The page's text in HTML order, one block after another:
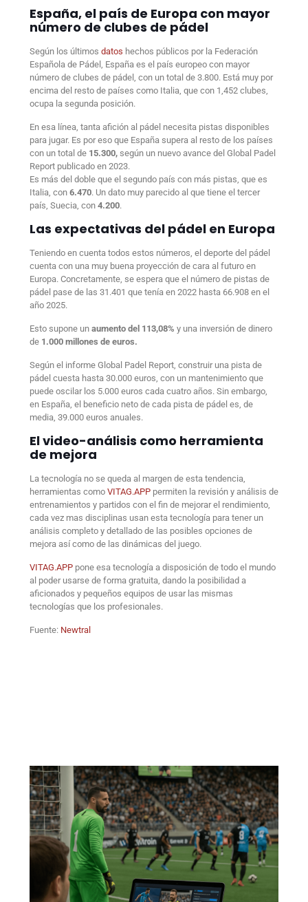
España, el país de Europa con mayor
número de clubes de pádel
Según los últimos datos hechos públicos por la Federación
Española de Pádel, España es el país europeo con mayor
número de clubes de pádel, con un total de 3.800. Está muy por
encima del resto de países como Italia, que con 1,452 clubes,
ocupa la segunda posición.
En esa línea, tanta afición al pádel necesita pistas disponibles
para jugar. Es por eso que España supera al resto de los países
con un total de 15.300, según un nuevo avance del Global Padel
Report publicado en 2023.
Es más del doble que el segundo país con más pistas, que es
Italia, con 6.470. Un dato muy parecido al que tiene el tercer
país, Suecia, con 4.200.
Las expectativas del pádel en Europa
Teniendo en cuenta todos estos números, el deporte del pádel
cuenta con una muy buena proyección de cara al futuro en
Europa. Concretamente, se espera que el número de pistas de
pádel pase de las 31.401 que tenía en 2022 hasta 66.908 en el
año 2025.
Esto supone un aumento del 113,08% y una inversión de dinero
de 1.000 millones de euros.
Según el informe Global Padel Report, construir una pista de
pádel cuesta hasta 30.000 euros, con un mantenimiento que
puede oscilar los 5.000 euros cada cuatro años. Sin embargo,
en España, el beneficio neto de cada pista de pádel es, de
media, 39.000 euros anuales.
El video-análisis como herramienta
de mejora
La tecnología no se queda al margen de esta tendencia,
herramientas como VITAG.APP permiten la revisión y análisis de
entrenamientos y partidos con el fin de mejorar el rendimiento,
cada vez mas disciplinas usan esta tecnología para tener un
análisis completo y detallado de las posibles opciones de
mejora así como de las dinámicas del juego.
VITAG.APP pone esa tecnología a disposición de todo el mundo
al poder usarse de forma gratuita, dando la posibilidad a
aficionados y pequeños equipos de usar las mismas
tecnologías que los profesionales.
Fuente: Newtral